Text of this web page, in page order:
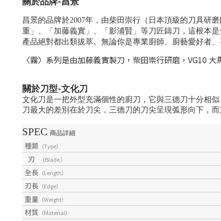
昌景的品牌於2007年，由柴田崇行（日本頂級的刀具研
重」、「加藤義實」、「影浦賢」等刀匠鑄刀，這根本
產品絕對都出類拔萃。 無論你是專業廚師、廚藝愛好者
〈霧〉系列是由加藤義實製刀，柴田崇行研磨，VG10 大
關於刀型-文化刀
文化刀是一把外型充滿個性的廚刀，它與三德刀十分相
刀最大的差別在於刀尖，三德刀的刀尖呈現弧形向下，
SPEC 商品詳細
種類 （Type）
刃 (Blade ）
全長 （Length）
刃長 （Edge）
重量 （Weight）
材質 （Material）